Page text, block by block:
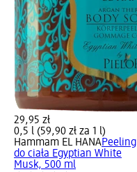
29,95 zł
0,5 l (59,90 zł za 1 l)
Hammam EL HANAPeeling
do ciała Egyptian White
Musk, 500 ml